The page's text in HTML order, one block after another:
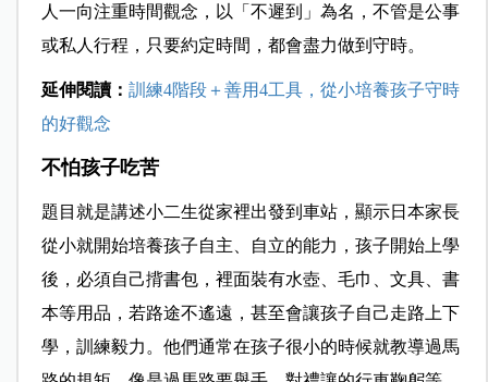
人一向注重時間觀念，以「不遲到」為名，不管是公事
或私人行程，只要約定時間，都會盡力做到守時。
延伸閱讀： 訓練4階段＋善用4工具，從小培養孩子守時
的好觀念
不怕孩子吃苦
題目就是講述小二生從家裡出發到車站，顯示日本家長
從小就開始培養孩子自主、自立的能力，孩子開始上學
後，必須自己揹書包，裡面裝有水壺、毛巾、文具、書
本等用品，若路途不遙遠，甚至會讓孩子自己走路上下
學，訓練毅力。他們通常在孩子很小的時候就教導過馬